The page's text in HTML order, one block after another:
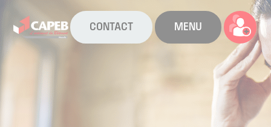
CONTACT MENU